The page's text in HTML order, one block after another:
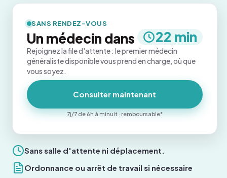
Sans salle d'attente ni déplacement.
Ordonnance ou arrêt de travail si nécessaire
SANS RENDEZ-VOUS
Un médecin dans 22 min
Rejoignez la file d'attente : le premier médecin
généraliste disponible vous prend en charge, où que
vous soyez.
Consulter maintenant
7j/7 de 6h à minuit · remboursable*